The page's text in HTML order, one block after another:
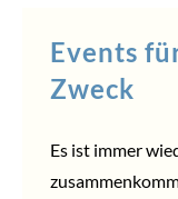
Events
Zweck
Es ist immer